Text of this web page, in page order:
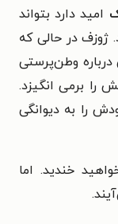
امید دارد بتواند
ژوزف در حالی که
وطن‌پرستی
را برمی انگیزد.
را به دیوانگی
خندید. اما